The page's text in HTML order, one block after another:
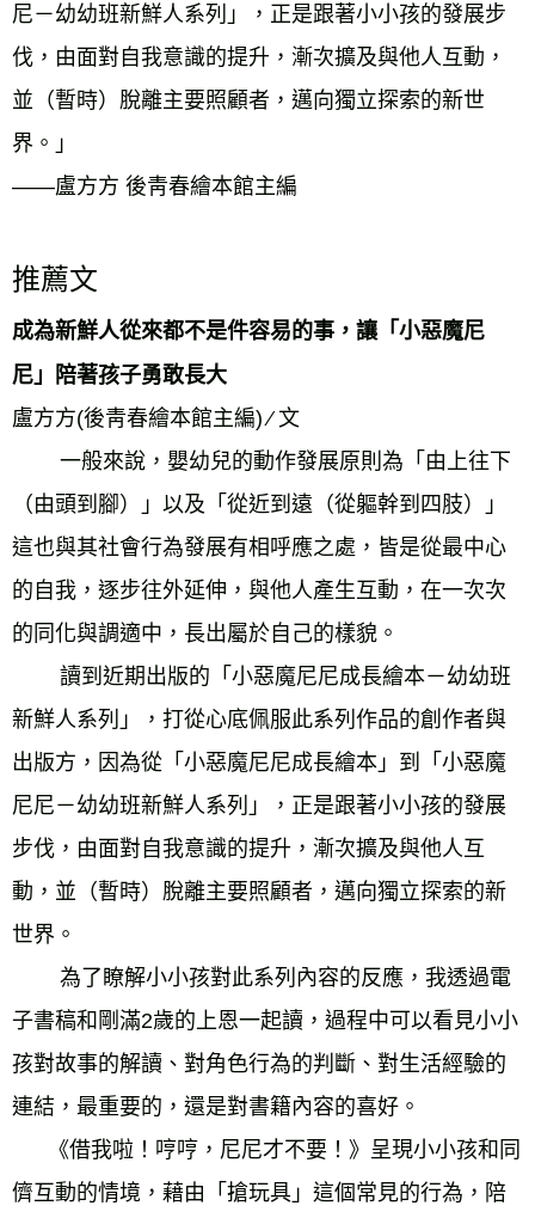
尼－幼幼班新鮮人系列」，正是跟著小小孩的發展步
伐，由面對自我意識的提升，漸次擴及與他人互動，
並（暫時）脫離主要照顧者，邁向獨立探索的新世
界。」
——盧方方 後靑春繪本館主編
推薦文
成為新鮮人從來都不是件容易的事，讓「小惡魔尼
尼」陪著孩子勇敢長大
盧方方(後靑春繪本館主編) ∕ 文
一般來說，嬰幼兒的動作發展原則為「由上往下
（由頭到腳）」以及「從近到遠（從軀幹到四肢）」
這也與其社會行為發展有相呼應之處，皆是從最中心
的自我，逐步往外延伸，與他人產生互動，在一次次
的同化與調適中，長出屬於自己的樣貌。
讀到近期出版的「小惡魔尼尼成長繪本－幼幼班
新鮮人系列」，打從心底佩服此系列作品的創作者與
出版方，因為從「小惡魔尼尼成長繪本」到「小惡魔
尼尼－幼幼班新鮮人系列」，正是跟著小小孩的發展
步伐，由面對自我意識的提升，漸次擴及與他人互
動，並（暫時）脫離主要照顧者，邁向獨立探索的新
世界。
為了瞭解小小孩對此系列內容的反應，我透過電
子書稿和剛滿2歲的上恩一起讀，過程中可以看見小小
孩對故事的解讀、對角色行為的判斷、對生活經驗的
連結，最重要的，還是對書籍內容的喜好。
《借我啦！哼哼，尼尼才不要！》呈現小小孩和同
儕互動的情境，藉由「搶玩具」這個常見的行為，陪